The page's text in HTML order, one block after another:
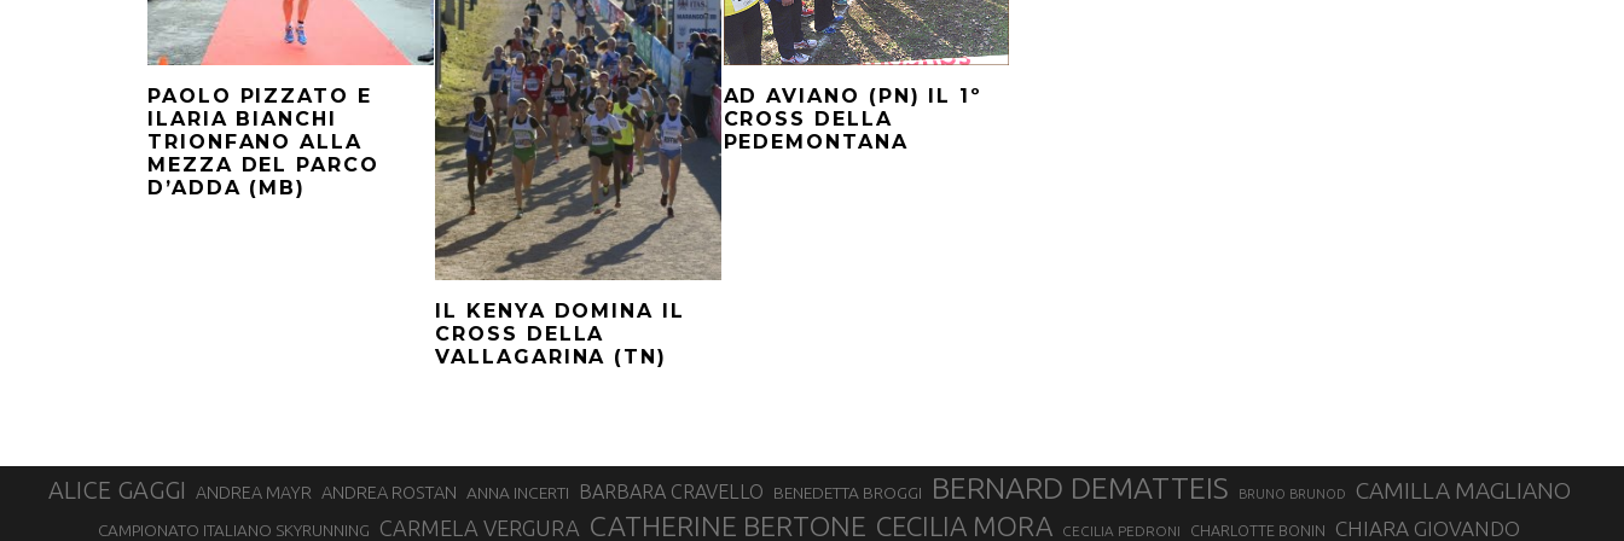
PAOLO PIZZATO E
ILARIA BIANCHI
TRIONFANO ALLA
MEZZA DEL PARCO
D’ADDA (MB)
IL KENYA DOMINA IL
CROSS DELLA
VALLAGARINA (TN)
AD AVIANO (PN) IL 1º
CROSS DELLA
PEDEMONTANA
ALICE GAGGI ANDREA MAYR ANDREA ROSTAN ANNA INCERTI BARBARA CRAVELLO BENEDETTA BROGGI BERNARD DEMATTEIS BRUNO BRUNOD CAMILLA MAGLIANO
CAMPIONATO ITALIANO SKYRUNNING CARMELA VERGURA CATHERINE BERTONE CECILIA MORA CECILIA PEDRONI CHARLOTTE BONIN CHIARA GIOVANDO